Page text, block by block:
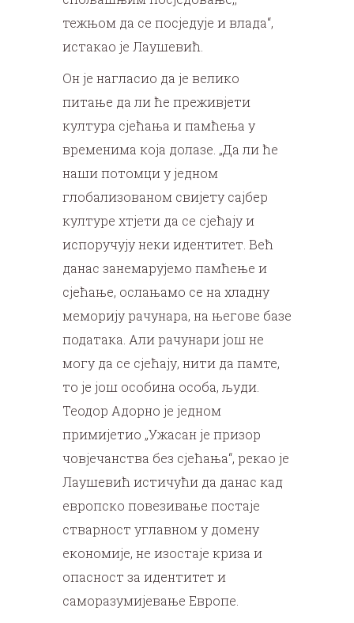
тежњом да се посједује и влада“,
истакао је Лаушевић.
Он је нагласио да је велико
питање да ли ће преживјети
култура сјећања и памћења у
временима која долазе. „Да ли ће
наши потомци у једном
глобализованом свијету сајбер
културе хтјети да се сјећају и
испоручују неки идентитет. Већ
данас занемарујемо памћење и
сјећање, ослањамо се на хладну
меморију рачунара, на његове базе
података. Али рачунари још не
могу да се сјећају, нити да памте,
то је још особина особа, људи.
Теодор Адорно је једном
примијетио „Ужасан је призор
човјечанства без сјећања“, рекао је
Лаушевић истичући да данас кад
европско повезивање постаје
стварност углавном у домену
економије, не изостаје криза и
опасност за идентитет и
саморазумијевање Европе.